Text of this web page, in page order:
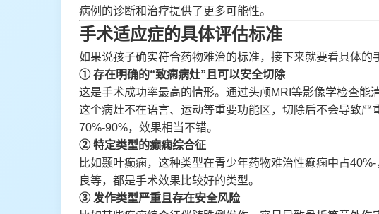
病例的诊断和治疗提供了更多可能性。
手术适应症的具体评估标准
如果说孩子确实符合药物难治的标准，接下来就要看具体的
① 存在明确的“致痫病灶”且可以安全切除
这是手术成功率最高的情形。通过头颅MRI等影像学检查能
这个病灶不在语言、运动等重要功能区，切除后不会导致严
70%-90%，效果相当不错。
② 特定类型的癫痫综合征
比如颞叶癫痫，这种类型在青少年药物难治性癫痫中占
良等，都是手术效果比较好的类型。
③ 发作类型严重且存在安全风险